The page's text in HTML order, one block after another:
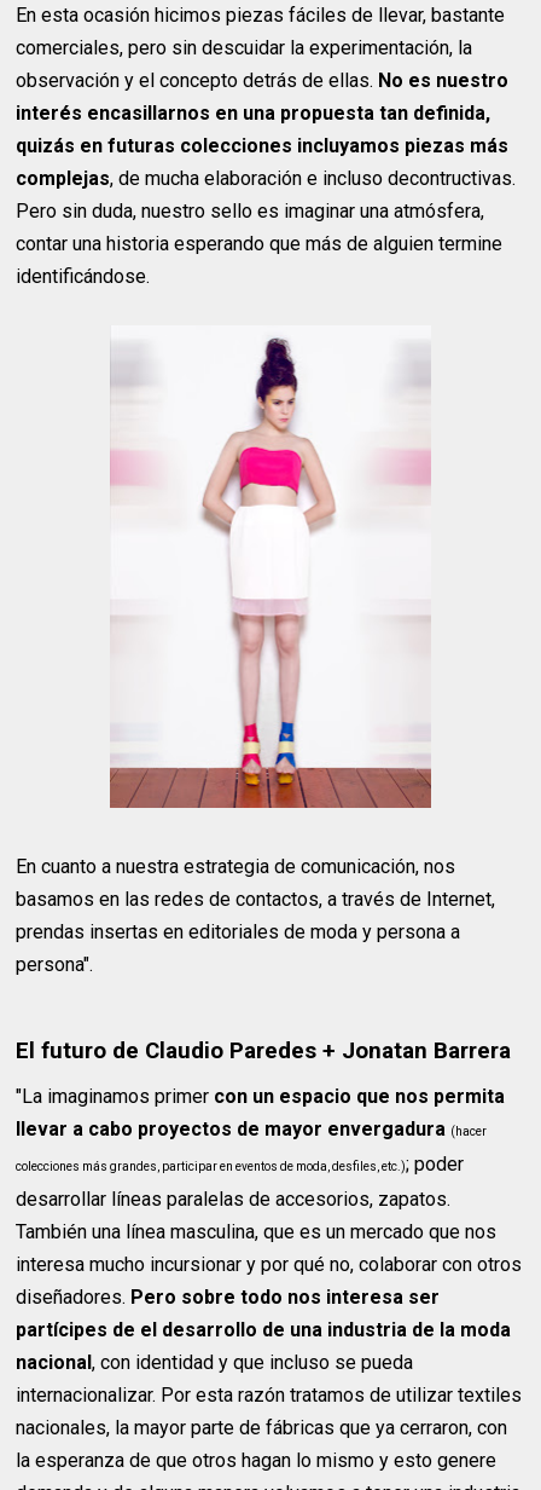
En esta ocasión hicimos piezas fáciles de llevar, bastante
comerciales, pero sin descuidar la experimentación, la
observación y el concepto detrás de ellas. No es nuestro
interés encasillarnos en una propuesta tan definida,
quizás en futuras colecciones incluyamos piezas más
complejas, de mucha elaboración e incluso decontructivas.
Pero sin duda, nuestro sello es imaginar una atmósfera,
contar una historia esperando que más de alguien termine
identificándose.
En cuanto a nuestra estrategia de comunicación, nos
basamos en las redes de contactos, a través de Internet,
prendas insertas en editoriales de moda y persona a
persona".
El futuro de Claudio Paredes + Jonatan Barrera
"La imaginamos primer con un espacio que nos permita
llevar a cabo proyectos de mayor envergadura (hacer
colecciones más grandes, participar en eventos de moda, desfiles, etc.); poder
desarrollar líneas paralelas de accesorios, zapatos.
También una línea masculina, que es un mercado que nos
interesa mucho incursionar y por qué no, colaborar con otros
diseñadores. Pero sobre todo nos interesa ser
partícipes de el desarrollo de una industria de la moda
nacional, con identidad y que incluso se pueda
internacionalizar. Por esta razón tratamos de utilizar textiles
nacionales, la mayor parte de fábricas que ya cerraron, con
la esperanza de que otros hagan lo mismo y esto genere